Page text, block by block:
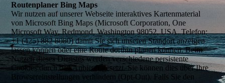
Routenplaner Bing Maps
Wir nutzen auf unserer Webseite interaktives Kartenmaterial
von Microsoft Bing Maps (Microsoft Corporation, One
Microsoft Way, Redmond, Washington 98052, USA. Telefon:
+1 (425) 882 8080) damit Sie sich unseren Standort anzeigen
lassen können oder eine Route dorthin planen können. Beim
Nutzen dieses Dienstes werden verschiedene persistente
Cookies durch den Anbieter gesetzt. Sie können dies über Ihre
Browsereinstellungen verhindern (Opt-Out). Falls Sie den